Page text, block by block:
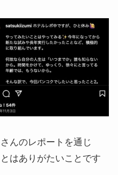
んのレポートを通じ
はありがたいことです